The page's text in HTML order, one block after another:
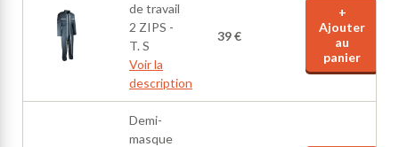
de travail
2 ZIPS -
T. S
Voir la
description
39 €
+
Ajouter
au
panier
Demi-
masque